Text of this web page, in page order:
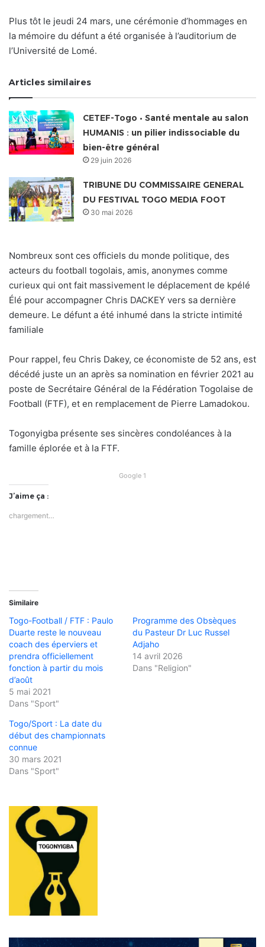
Plus tôt le jeudi 24 mars, une cérémonie d’hommages en
la mémoire du défunt a été organisée à l’auditorium de
l’Université de Lomé.
Articles similaires
CETEF-Togo • Santé mentale au salon
HUMANIS : un pilier indissociable du
bien-être général
29 juin 2026
TRIBUNE DU COMMISSAIRE GENERAL
DU FESTIVAL TOGO MEDIA FOOT
30 mai 2026
Nombreux sont ces officiels du monde politique, des
acteurs du football togolais, amis, anonymes comme
curieux qui ont fait massivement le déplacement de kpélé
Élé pour accompagner Chris DACKEY vers sa dernière
demeure. Le défunt a été inhumé dans la stricte intimité
familiale
Pour rappel, feu Chris Dakey, ce économiste de 52 ans, est
décédé juste un an après sa nomination en février 2021 au
poste de Secrétaire Général de la Fédération Togolaise de
Football (FTF), et en remplacement de Pierre Lamadokou.
Togonyigba présente ses sincères condoléances à la
famille éplorée et à la FTF.
Google 1
J’aime ça :
chargement…
Similaire
Togo-Football / FTF : Paulo
Duarte reste le nouveau
coach des éperviers et
prendra officiellement
fonction à partir du mois
d’août
5 mai 2021
Dans "Sport"
Programme des Obsèques
du Pasteur Dr Luc Russel
Adjaho
14 avril 2026
Dans "Religion"
Togo/Sport : La date du
début des championnats
connue
30 mars 2021
Dans "Sport"